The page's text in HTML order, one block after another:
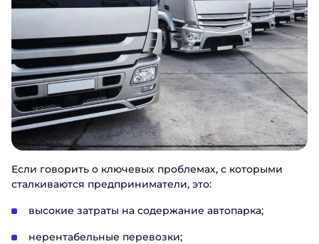
Если говорить о ключевых проблемах, с которыми
сталкиваются предприниматели, это:
высокие затраты на содержание автопарка;
нерентабельные перевозки;